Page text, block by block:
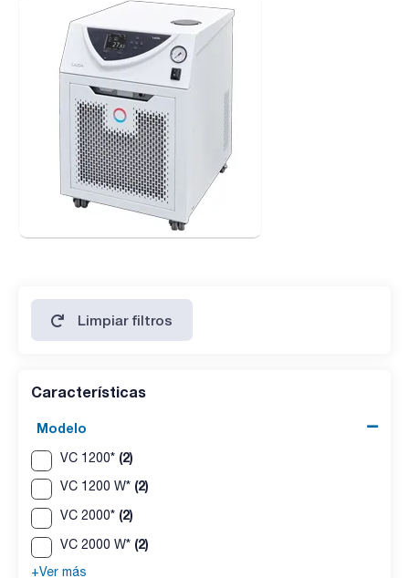
- Abertura de llenado en la parte superior, grifo de vaciado
en la parte trasera
- Programador integrado con 150 segmentos, repartibles en
5 programas
- Indicador electrónico de nivel de llenado y alarma de nivel
- Sistema SmartCool para el control digital de refrigeración
con ahorro de energía, incluido el sistema automático del
compresor
- Funcionamiento con refrigerante no inflamable (HFC),
conforme con el Reglamento sobre los gases fluorados (UE)
- Interfaz USB de serie
- Ampliable con un módulo de interfaces (módulo analógico,
módulo de contacto, módulo RS 232/485, módulo Profibus,
- Cable de alimentación con conector Schuko en ángulo
proceso en diseño de torre a partir del modelo VC 5000
Limpiar filtros
Características
Modelo
VC 1200* (2)
VC 1200 W* (2)
VC 2000* (2)
VC 2000 W* (2)
+Ver más